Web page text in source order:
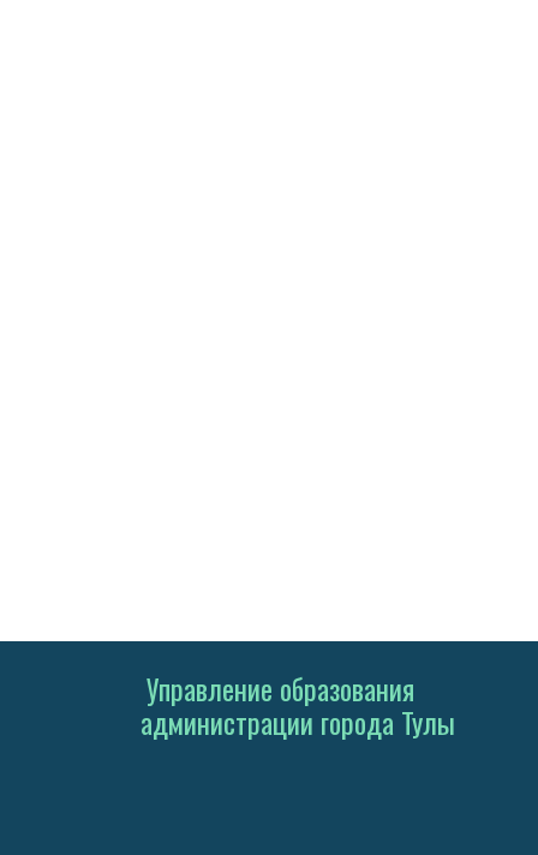
Управление образования
администрации города Тулы